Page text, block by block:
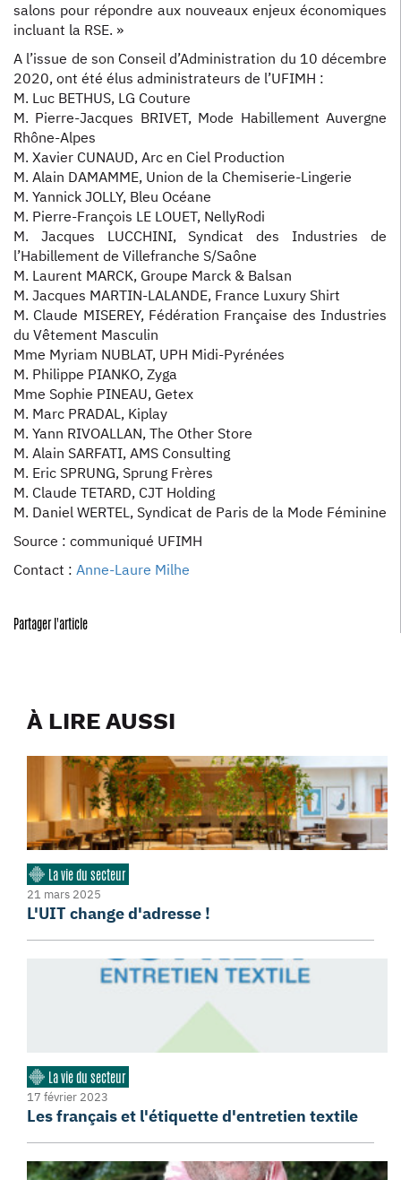
salons pour répondre aux nouveaux enjeux économiques
incluant la RSE. »
A l’issue de son Conseil d’Administration du 10 décembre
2020, ont été élus administrateurs de l’UFIMH :
M. Luc BETHUS, LG Couture
M. Pierre-Jacques BRIVET, Mode Habillement Auvergne
Rhône-Alpes
M. Xavier CUNAUD, Arc en Ciel Production
M. Alain DAMAMME, Union de la Chemiserie-Lingerie
M. Yannick JOLLY, Bleu Océane
M. Pierre-François LE LOUET, NellyRodi
M. Jacques LUCCHINI, Syndicat des Industries de
l’Habillement de Villefranche S/Saône
M. Laurent MARCK, Groupe Marck & Balsan
M. Jacques MARTIN-LALANDE, France Luxury Shirt
M. Claude MISEREY, Fédération Française des Industries
du Vêtement Masculin
Mme Myriam NUBLAT, UPH Midi-Pyrénées
M. Philippe PIANKO, Zyga
Mme Sophie PINEAU, Getex
M. Marc PRADAL, Kiplay
M. Yann RIVOALLAN, The Other Store
M. Alain SARFATI, AMS Consulting
M. Eric SPRUNG, Sprung Frères
M. Claude TETARD, CJT Holding
M. Daniel WERTEL, Syndicat de Paris de la Mode Féminine
Source : communiqué UFIMH
Contact : Anne-Laure Milhe
Partager l'article
À LIRE AUSSI
La vie du secteur
21 mars 2025
L'UIT change d'adresse !
La vie du secteur
17 février 2023
Les français et l'étiquette d'entretien textile